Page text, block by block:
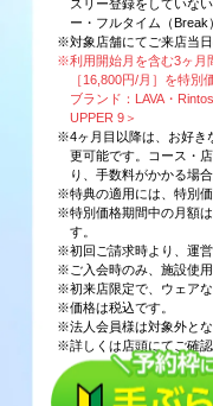
スリー登録をしていな
ー・フルタイム（Break
※対象店舗にてご来店当日
※利用開始月を含む3ヶ月
［16,800円/月］を特別
ブランド：LAVA・
UPPER 9＞
※4ヶ月目以降は、お好き
更可能です。コース・
り、手数料がかかる場
※特典の適用には、特別価
※特別価格期間中の月額
す。
※初回ご請求時より、運営
※ご入会時のみ、施設使用
※初来店限定で、ウェアな
※価格は税込です。
※法人会員様は対象外とな
※詳しくは店頭にてご確認